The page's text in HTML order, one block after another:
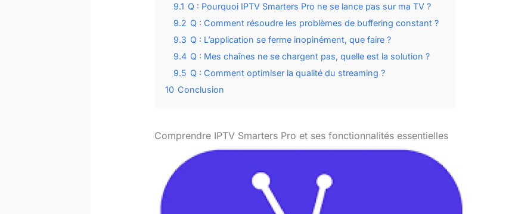
9.1 Q : Pourquoi IPTV Smarters Pro ne se lance pas sur ma TV ?
9.2 Q : Comment résoudre les problèmes de buffering constant ?
9.3 Q : L’application se ferme inopinément, que faire ?
9.4 Q : Mes chaînes ne se chargent pas, quelle est la solution ?
9.5 Q : Comment optimiser la qualité du streaming ?
10 Conclusion
Comprendre IPTV Smarters Pro et ses fonctionnalités essentielles